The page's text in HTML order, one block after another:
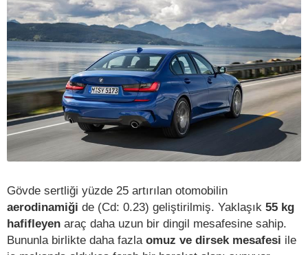
Gövde sertliği yüzde 25 artırılan otomobilin
aerodinamiği de (Cd: 0.23) geliştirilmiş. Yaklaşık 55 kg
hafifleyen araç daha uzun bir dingil mesafesine sahip.
Bununla birlikte daha fazla omuz ve dirsek mesafesi ile